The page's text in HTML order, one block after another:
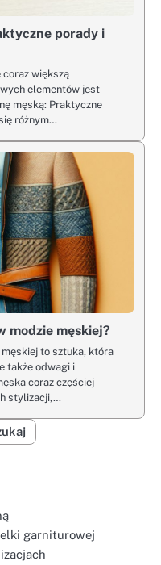
porady i
większą
elementów jest
męską: Praktyczne
różnym…
modzie męskiej?
to sztuka, która
także odwagi i
coraz częściej
stylizacji,…
garniturowej